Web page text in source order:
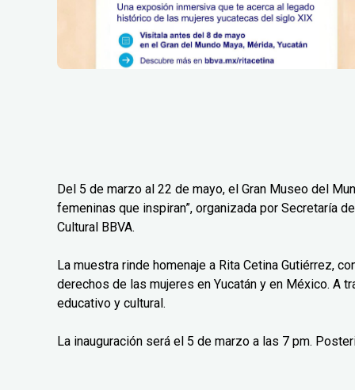
Del 5 de marzo al 22 de mayo, el Gran Museo del
femeninas que inspiran”, organizada por Secretaría
Cultural BBVA.
La muestra rinde homenaje a Rita Cetina Gutiérrez,
derechos de las mujeres en Yucatán y en México. A
educativo y cultural.
La inauguración será el 5 de marzo a las 7 pm.